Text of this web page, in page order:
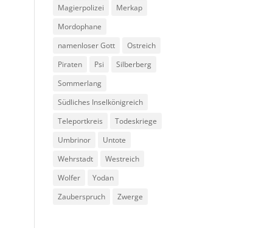
Magierpolizei
Merkap
Mordophane
namenloser Gott
Ostreich
Piraten
Psi
Silberberg
Sommerlang
Südliches Inselkönigreich
Teleportkreis
Todeskriege
Umbrinor
Untote
Wehrstadt
Westreich
Wolfer
Yodan
Zauberspruch
Zwerge